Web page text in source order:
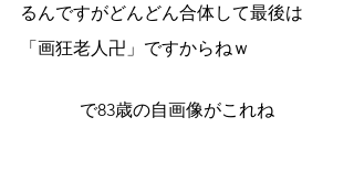
るんですがどんどん合体して最後は
「画狂老人卍」ですからねｗ
で83歳の自画像がこれね